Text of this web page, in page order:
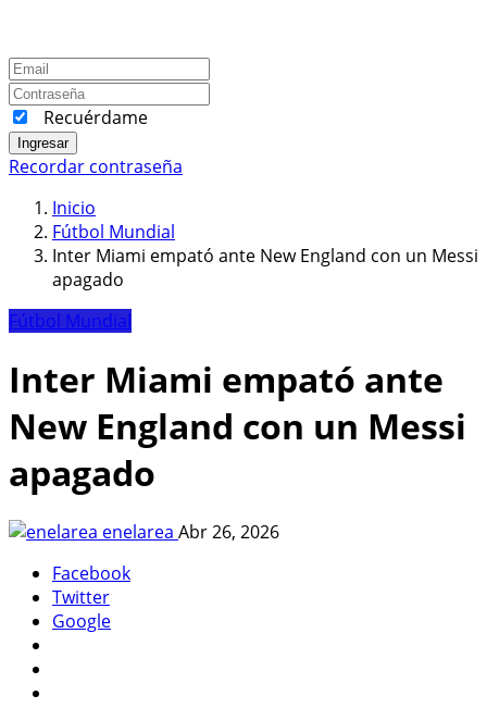
Recuérdame
Ingresar
Recordar contraseña
Inicio
Fútbol Mundial
Inter Miami empató ante New England con un Messi
apagado
Fútbol Mundial
Inter Miami empató ante
New England con un Messi
apagado
enelarea Abr 26, 2026
Facebook
Twitter
Google